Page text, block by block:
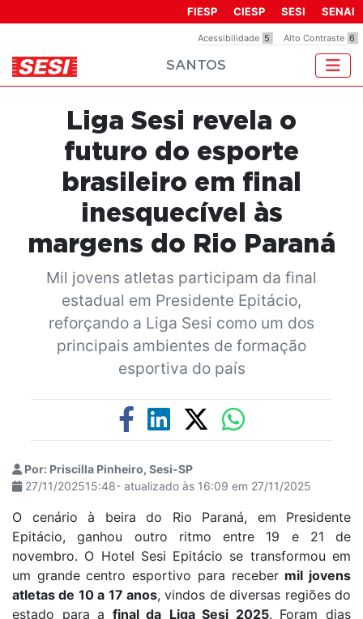
inclui
um
acessibilidade.
Acessibilidade 5 Alto Contraste 6
FIESP CIESP SESI SENAI
SANTOS
Liga Sesi revela o
futuro do esporte
brasileiro em final
inesquecível às
margens do Rio Paraná
Mil jovens atletas participam da final
estadual em Presidente Epitácio,
reforçando a Liga Sesi como um dos
principais ambientes de formação
esportiva do país
Por: Priscilla Pinheiro, Sesi-SP
27/11/202515:48- atualizado às 16:09 em 27/11/2025
O cenário à beira do Rio Paraná, em Presidente
Epitácio, ganhou outro ritmo entre 19 e 21 de
novembro. O Hotel Sesi Epitácio se transformou em
um grande centro esportivo para receber mil jovens
atletas de 10 a 17 anos, vindos de diversas regiões do
estado para a final da Liga Sesi 2025. Foram dias